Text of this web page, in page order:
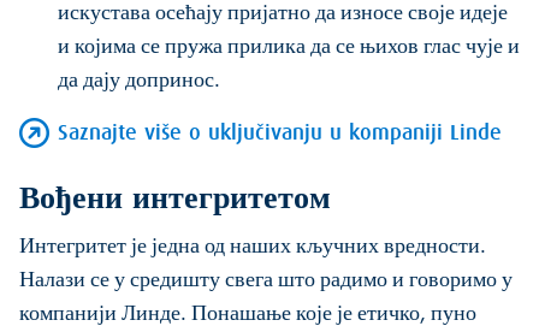
искустава осећају пријатно да износе своје идеје
и којима се пружа прилика да се њихов глас чује и
да дају допринос.
Saznajte više o uključivanju u kompaniji Linde
Вођени интегритетом
Интегритет је једна од наших кључних вредности.
Налази се у средишту свега што радимо и говоримо у
компанији Линде. Понашање које је етичко, пуно